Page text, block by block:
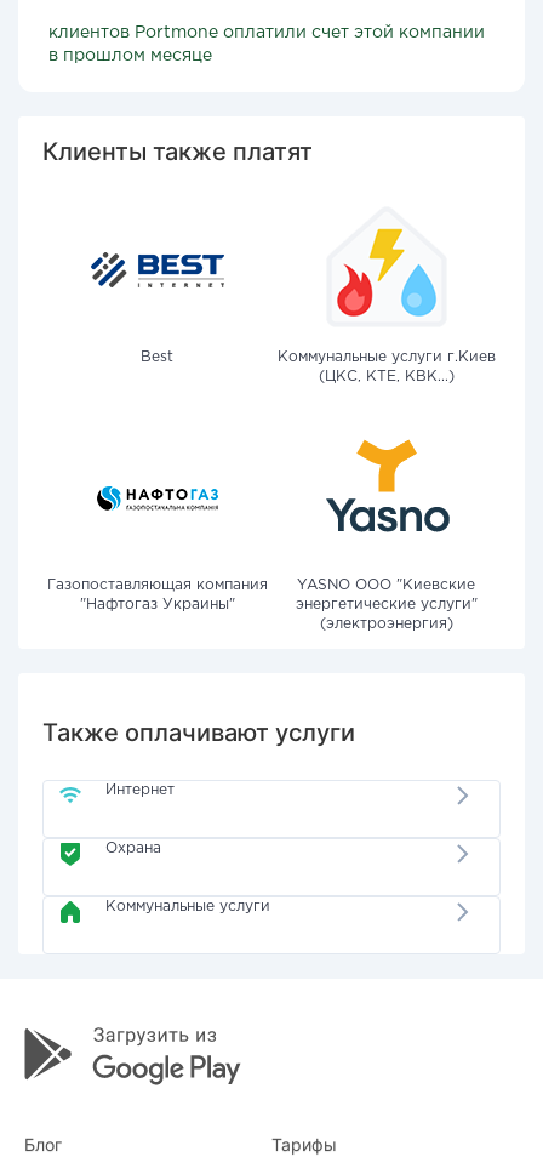
клиентов Portmone оплатили счет этой компании
в прошлом месяце
Клиенты также платят
Best
Коммунальные услуги г.Киев
(ЦКС, КТЕ, КВК...)
Газопоставляющая компания
"Нафтогаз Украины"
YASNO OOO "Киевские
энергетические услуги"
(электроэнергия)
Также оплачивают услуги
Интернет
Охрана
Коммунальные услуги
Блог Тарифы